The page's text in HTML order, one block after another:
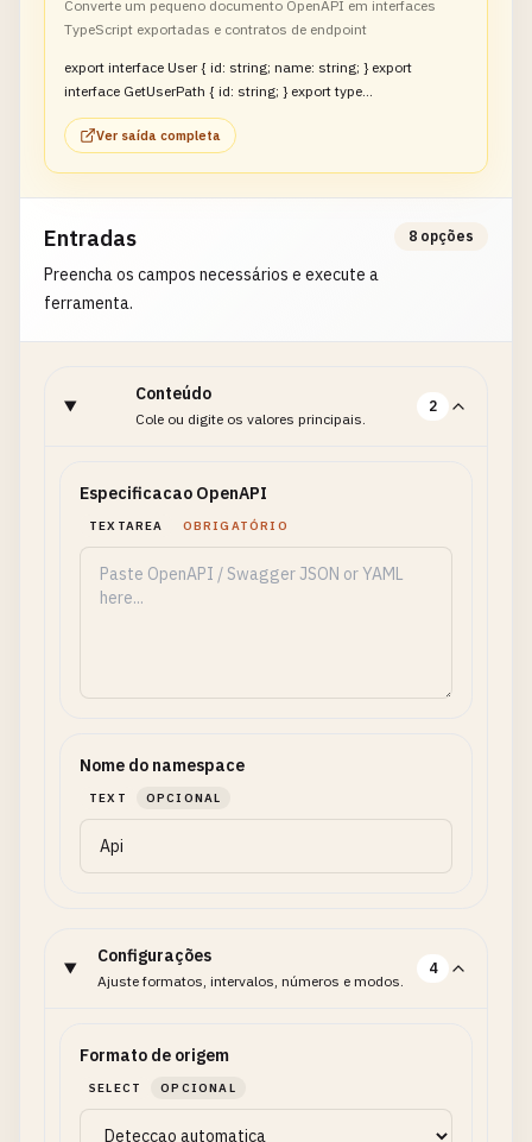
Converte um pequeno documento OpenAPI em interfaces
TypeScript exportadas e contratos de endpoint
export interface User { id: string; name: string; } export
interface GetUserPath { id: string; } export type
GetUserResponse = { status: "200"; data: User };
Ver saída completa
Entradas
Preencha os campos necessários e execute a
ferramenta.
8 opções
Conteúdo
Cole ou digite os valores principais.
2
Especificacao OpenAPI
TEXTAREA OBRIGATÓRIO
Nome do namespace
TEXT OPCIONAL
Configurações
Ajuste formatos, intervalos, números e modos.
4
Formato de origem
SELECT OPCIONAL